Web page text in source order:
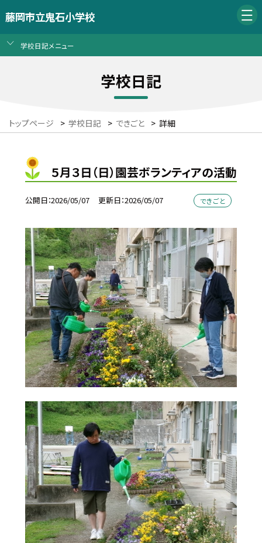
藤岡市立鬼石小学校
学校日記メニュー
学校日記
トップページ > 学校日記 > できごと > 詳細
５月３日（日）園芸ボランティアの活動
公開日 2026/05/07 更新日 2026/05/07 できごと